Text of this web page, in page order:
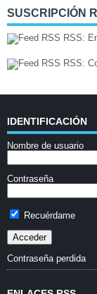
SUSCRIPCIÓN
RSS:
RSS:
IDENTIFICACIÓN
Nombre de usuario
Contraseña
Recuérdame
Contraseña perdida